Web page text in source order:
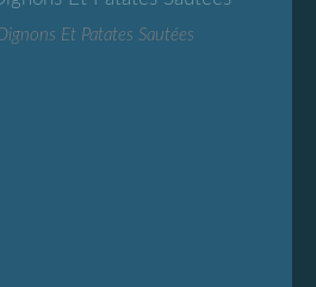
Et Patates Sautées